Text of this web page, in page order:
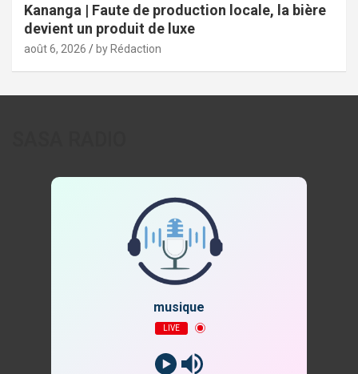
Kananga | Faute de production locale, la bière
devient un produit de luxe
août 6, 2026 by Rédaction
musique
LIVE